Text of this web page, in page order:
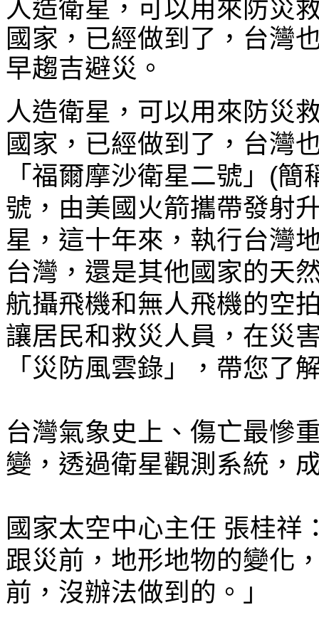
人造衛星，可以用來防災
國家，已經做到了，台灣
早趨吉避災。
人造衛星，可以用來防災
國家，已經做到了，台灣
「福爾摩沙衛星二號」(
號，由美國火箭攜帶發射
星，這十年來，執行台灣
台灣，還是其他國家的天
航攝飛機和無人飛機的空
讓居民和救災人員，在災
「災防風雲錄」，帶您了
台灣氣象史上、傷亡最慘
變，透過衛星觀測系統，
國家太空中心主任 張桂祥
跟災前，地形地物的變化
前，沒辦法做到的。」